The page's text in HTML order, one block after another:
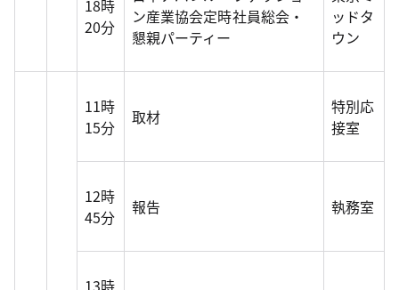
18時
20分
ン産業協会定時社員総会・
懇親パーティー
ッドタ
ウン
11時
15分
取材
特別応
接室
12時
45分
報告 執務室
13時